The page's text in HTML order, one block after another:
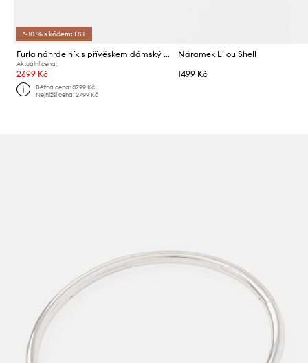
*-10 % s kódem: LST
Furla náhrdelník s přívěskem dámský kovový
Aktuální cena:
2699 Kč
Běžná cena:3799 Kč
Nejnižší cena:2799 Kč
Náramek Lilou Shell
1499 Kč